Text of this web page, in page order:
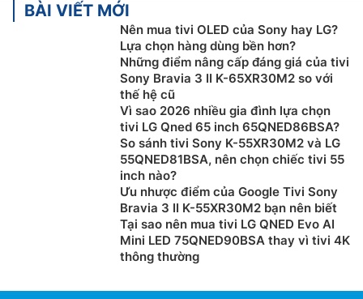
BÀI VIẾT MỚI
Nên mua tivi OLED của Sony hay LG?
Lựa chọn hàng dùng bền hơn?
Những điểm nâng cấp đáng giá của tivi
Sony Bravia 3 II K-65XR30M2 so với
thế hệ cũ
Vì sao 2026 nhiều gia đình lựa chọn
tivi LG Qned 65 inch 65QNED86BSA?
So sánh tivi Sony K-55XR30M2 và LG
55QNED81BSA, nên chọn chiếc tivi 55
inch nào?
Ưu nhược điểm của Google Tivi Sony
Bravia 3 II K-55XR30M2 bạn nên biết
Tại sao nên mua tivi LG QNED Evo AI
Mini LED 75QNED90BSA thay vì tivi 4K
thông thường